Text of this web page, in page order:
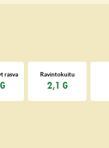
rasva Ravintokuitu
2,1 G